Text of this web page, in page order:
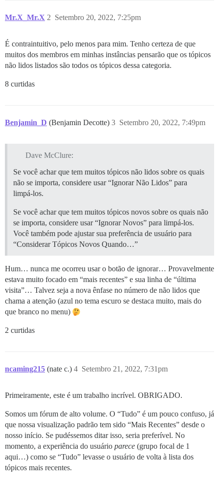
Mr.X_Mr.X Setembro 20, 2022, 7:25pm
2
É contraintuitivo, pelo menos para mim. Tenho certeza de que
muitos dos membros em minhas instâncias pensarão que os tópicos
não lidos listados são todos os tópicos dessa categoria.
8 curtidas
Benjamin_D (Benjamin Decotte) Setembro 20, 2022, 7:49pm
3
Dave McClure:
Se você achar que tem muitos tópicos não lidos sobre os quais
não se importa, considere usar “Ignorar Não Lidos” para
limpá-los.
Se você achar que tem muitos tópicos novos sobre os quais não
se importa, considere usar “Ignorar Novos” para limpá-los.
Você também pode ajustar sua preferência de usuário para
“Considerar Tópicos Novos Quando…”
Hum… nunca me ocorreu usar o botão de ignorar… Provavelmente
estava muito focado em “mais recentes” e sua linha de “última
visita”… Talvez seja a nova ênfase no número de não lidos que
chama a atenção (azul no tema escuro se destaca muito, mais do
que branco no menu)
2 curtidas
ncaming215 (nate c.) Setembro 21, 2022, 7:31pm
4
Primeiramente, este é um trabalho incrível. OBRIGADO.
Somos um fórum de alto volume. O “Tudo” é um pouco confuso, já
que nossa visualização padrão tem sido “Mais Recentes” desde o
nosso início. Se pudéssemos ditar isso, seria preferível. No
momento, a experiência do usuário parece (grupo focal de 1
aqui…) como se “Tudo” levasse o usuário de volta à lista dos
tópicos mais recentes.